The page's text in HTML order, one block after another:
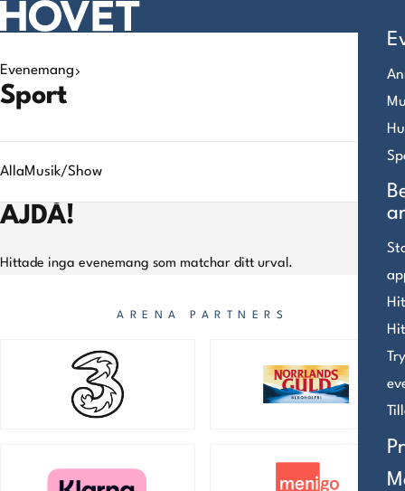
Search
Evenemang
Sport
AllaMusik/Show
AJDÅ!
Hittade inga evenemang som matchar ditt urval.
ARENA PARTNERS